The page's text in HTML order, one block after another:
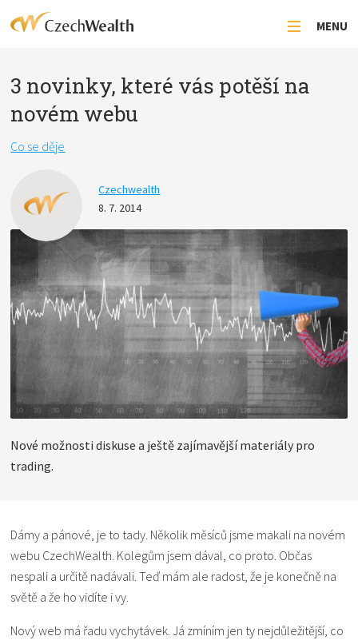
MENU
3 novinky, které vás potěší na
novém webu
Co se děje
Czechwealth
8. 7. 2014
Nové možnosti diskuse a ještě zajímavější materiály pro
trading.
Dámy a pánové, je to tady. Několik měsíců jsme makali na novém
webu CzechWealth. Kolegům jsem dával, co proto. Občas
nespali a určitě nadávali. Teď mám ale radost, že je konečně na
světě a že ho vidíte i vy.
Nový web má řadu vychytávek. Já zmíním jen ty nejdůležitější, co